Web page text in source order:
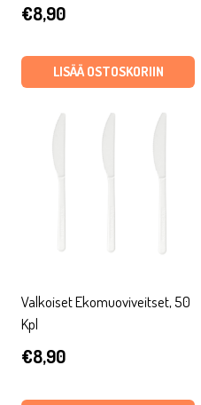
€8,90
LISÄÄ OSTOSKORIIN
Valkoiset Ekomuoviveitset, 50
Kpl
€8,90